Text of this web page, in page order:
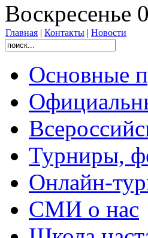
Воскресенье
Главная | Контакты | Новости
Основные
Турниры,
Онлайн-
СМИ о нас